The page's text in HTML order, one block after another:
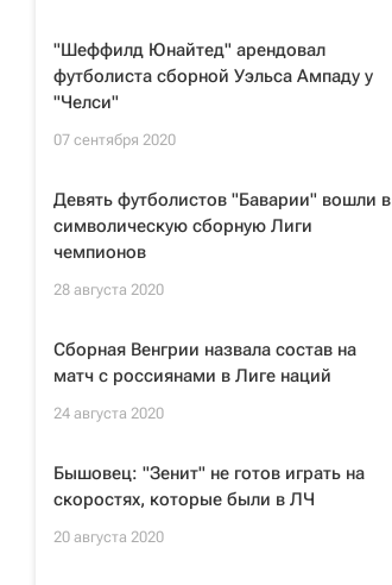
"Шеффилд Юнайтед" арендовал
футболиста сборной Уэльса Ампаду у
"Челси"
07 сентября 2020
Девять футболистов "Баварии" вошли в
символическую сборную Лиги
чемпионов
28 августа 2020
Сборная Венгрии назвала состав на
матч с россиянами в Лиге наций
24 августа 2020
Бышовец: "Зенит" не готов играть на
скоростях, которые были в ЛЧ
20 августа 2020